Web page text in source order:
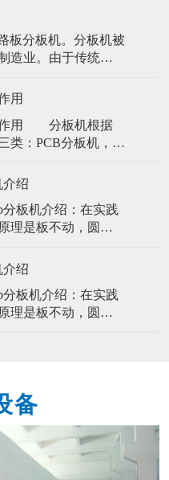
板分板机。分板机被
造业。由于传统的
所以人工折板已基
优点：成本低 缺
。有毛边 有应力。
用
作用​ 分板机根据
类：PCB分板机，
分板机、冲压式分
主要优势作用有
品质量、降低制造
介绍
板机介绍：在实践
理是板不动，圆刀
中，不受到危害，
要知道，设备在分
现许多的磨损情
其独特的分板方式
介绍
板机介绍：在实践
理是板不动，圆刀
其独特的分板方式
。其圆刀滑移速
备